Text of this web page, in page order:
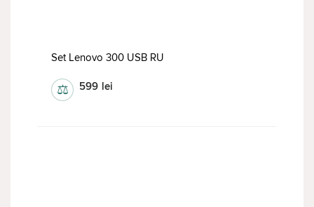
Set Lenovo 300 USB RU
599 lei
⚖